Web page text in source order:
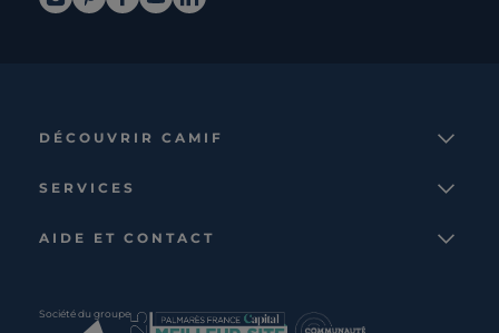
DÉCOUVRIR CAMIF
Nos collections
Boutique
SERVICES
Carte cadeau Camif
AIDE ET CONTACT
Société du groupe